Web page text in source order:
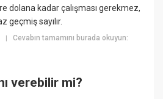
dolana kadar çalışması gerekmez,
geçmiş sayılır.
|Cevabın tamamını burada okuyun:
verebilir mi?